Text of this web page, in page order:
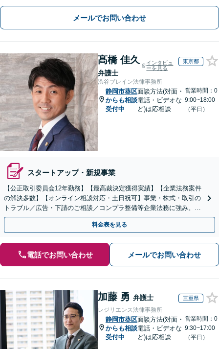
メールでお問い合わせ
髙橋 佳久
弁護士
インタビュ
ーを見る
東京都
渋谷ブレイン法律事務所
静岡市葵区
からも相談
受付中
面談方法(対面・
電話・ビデオな
ど)は応相談
営業時間：0
9:00~18:00
（平日）
スタートアップ・新規事業
【公正取引委員会12年勤務】【最高裁決定獲得実績】【企業法務案件
の解決多数】【オンライン相談対応・土日祝可】事業・株式・取引の
トラブル／広告・下請のご相談／コンプラ整備等企業法務に強み。株
式の相続／誹謗中傷対策／不動産問題まで幅広く対応！
料金表を見る
電話でお問い合わせ メールでお問い合わせ
加藤 勇 弁護士 三重県
レジリエンス法律事務所
静岡市葵区
からも相談
受付中
面談方法(対面・
電話・ビデオな
ど)は応相談
営業時間：0
9:30~17:00
（平日）